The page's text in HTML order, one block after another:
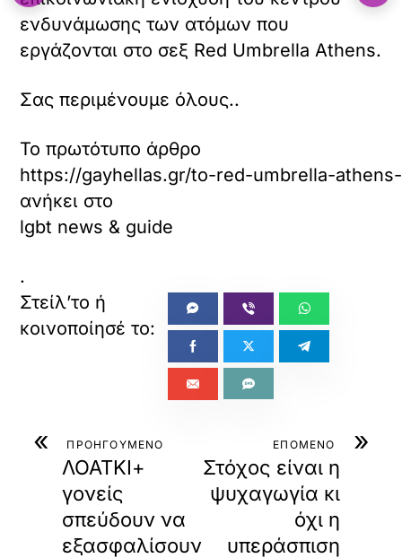
ενδυνάμωσης των ατόμων που
εργάζονται στο σεξ Red Umbrella Athens.
Σας περιμένουμε όλους..
Το πρωτότυπο άρθρο
https://gayhellas.gr/to-red-umbrella-
ανήκει στο
lgbt news & guide
.
« ΠΡΟΗΓΟΥΜΕΝΟ
ΛΟΑΤΚΙ+
γονείς
σπεύδουν να
εξασφαλίσουν
»
ΕΠΟΜΕΝΟ
Στόχος είναι η
ψυχαγωγία κι
όχι η
υπεράσπιση